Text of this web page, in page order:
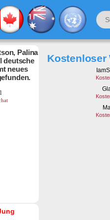
Palina
deutsche
neues
Kostenloser